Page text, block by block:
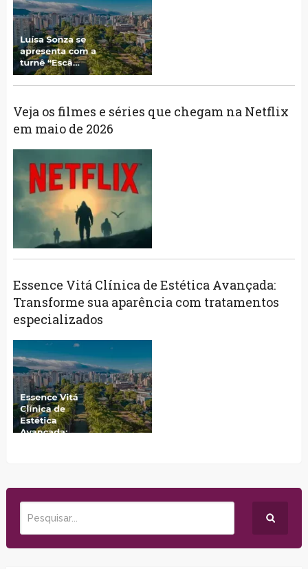
Veja os filmes e séries que chegam na Netflix
em maio de 2026
Essence Vitá Clínica de Estética Avançada:
Transforme sua aparência com tratamentos
especializados